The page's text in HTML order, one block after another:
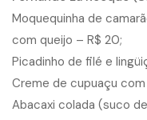
Moquequinha de
com queijo – R$ 20;
Picadinho de filé e
Creme de cupuaçu
Abacaxi colada (suco